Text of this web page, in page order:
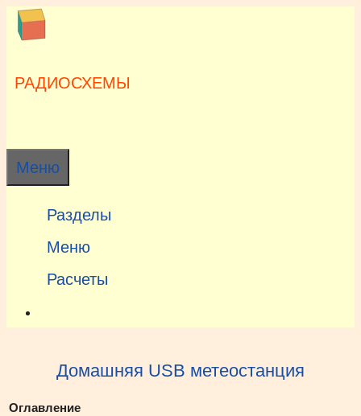
Перейти
РАДИОСХЕМЫ
Меню
Разделы
Меню
Расчеты
Домашняя USB метеостанция
Оглавление